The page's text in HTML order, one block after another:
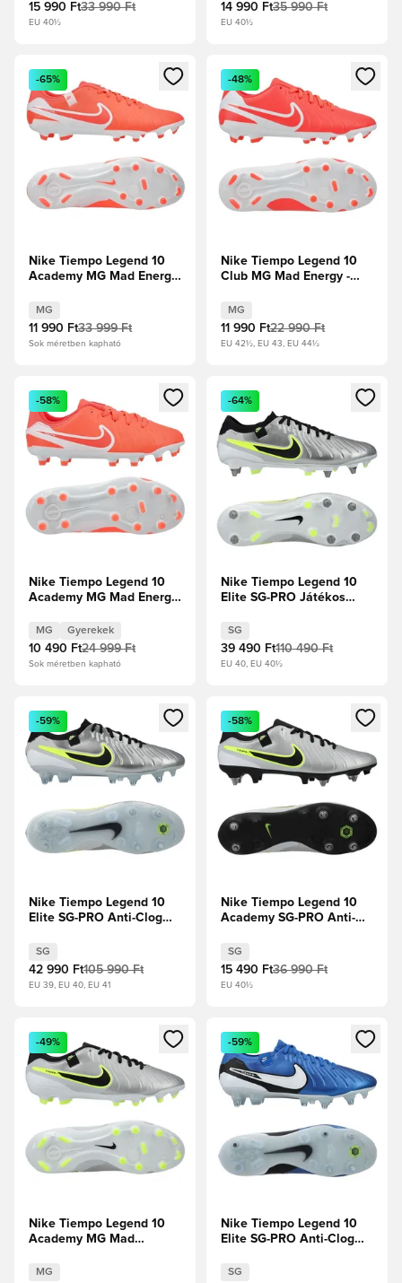
15 990 Ft33 990 Ft
EU 40½
14 990 Ft35 990 Ft
EU 40½
Megnyit egy modált a bejelentkezéshez vagy a tagként
-65%
Nike Tiempo Legend 10
Academy MG Mad Energy
MG
11 990 Ft33 999 Ft
Sok méretben kapható
Megnyit egy modált a
-48%
Nike Tiempo Legend 10
Club MG Mad Energy -
MG
11 990 Ft22 990 Ft
EU 42½, EU 43, EU 44½
Megnyit egy modált a bejelentkezéshez vagy a tagként
-58%
Nike Tiempo Legend 10
Academy MG Mad Energy
MG Gyerekek
10 490 Ft24 999 Ft
Sok méretben kapható
Megnyit egy modált a
-64%
Nike Tiempo Legend 10
Elite SG-PRO Játékos
Metál ezüst/Fekete/Volt
SG
39 490 Ft110 490 Ft
EU 40, EU 40½
Megnyit egy modált a bejelentkezéshez vagy a tagként
-59%
Nike Tiempo Legend 10
Elite SG-PRO Anti-Clog
ezüst/Fekete/Volt
SG
42 990 Ft105 990 Ft
EU 39, EU 40, EU 41
Megnyit egy modált a
-58%
Nike Tiempo Legend 10
Academy SG-PRO Anti-
ezüst/Fekete/Volt
SG
15 490 Ft36 990 Ft
EU 40½
Megnyit egy modált a bejelentkezéshez vagy a tagként
-49%
Nike Tiempo Legend 10
Academy MG Mad
ezüst/Fekete/Volt
MG
Megnyit egy modált a
-59%
Nike Tiempo Legend 10
Elite SG-PRO Anti-Clog
Szárnyalj/Fehér
SG